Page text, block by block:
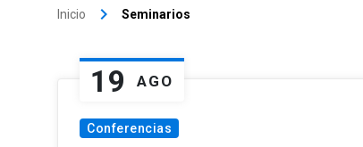
Inicio keyboard_arrow_right Seminarios
19 AGO
Conferencias